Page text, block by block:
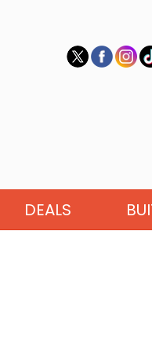
DEALS